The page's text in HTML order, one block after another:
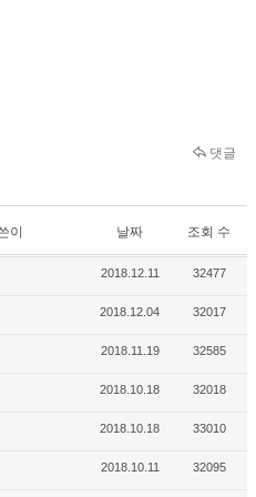
댓글
이 날짜 조회 수
2018.12.11 32477
2018.12.04 32017
2018.11.19 32585
2018.10.18 32018
2018.10.18 33010
2018.10.11 32095